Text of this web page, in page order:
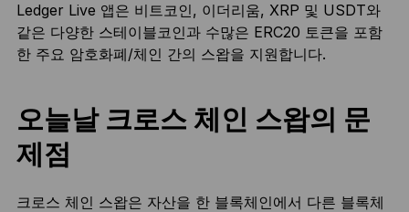
Ledger Live 앱은 비트코인, 이더리움, XRP 및 USDT와
같은 다양한 스테이블코인과 수많은 ERC20 토큰을 포함
한 주요 암호화폐/체인 간의 스왑을 지원합니다.
오늘날 크로스 체인 스왑의 문
제점
크로스 체인 스왑은 자산을 한 블록체인에서 다른 블록체